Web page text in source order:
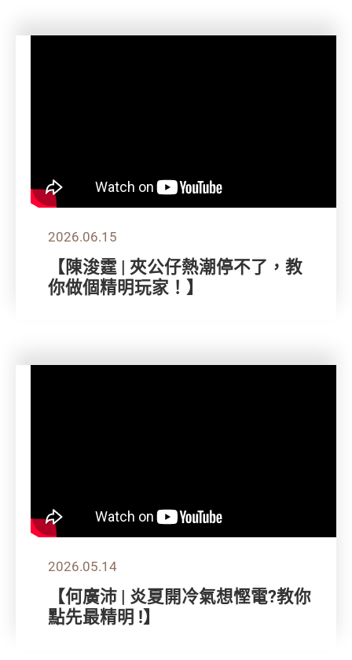
2026.06.15
【陳浚霆 | 夾公仔熱潮停不了，教
你做個精明玩家！】
2026.05.14
【何廣沛 | 炎夏開冷氣想慳電?教你
點先最精明 !】